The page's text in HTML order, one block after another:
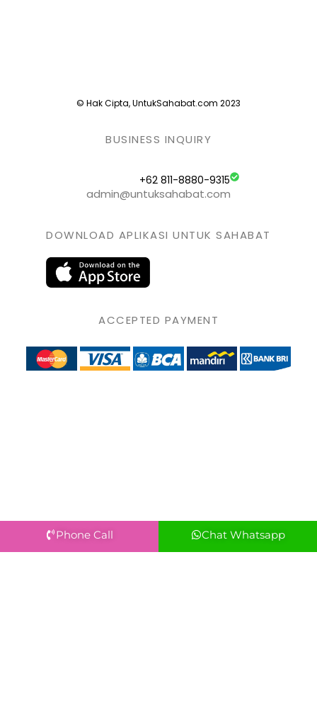
© Hak Cipta, UntukSahabat.com 2023
BUSINESS INQUIRY
+62 811-8880-9315
admin@untuksahabat.com
DOWNLOAD APLIKASI UNTUK SAHABAT
ACCEPTED PAYMENT
Phone Call Chat Whatsapp